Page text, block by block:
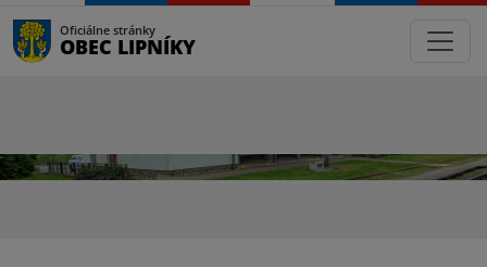
Oficiálne stránky
OBEC LIPNÍKY